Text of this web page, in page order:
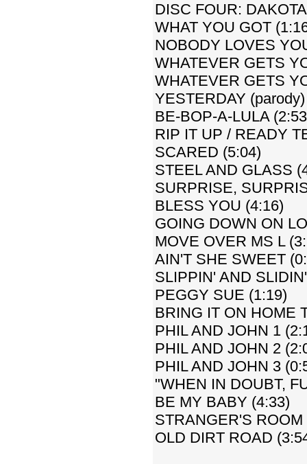
DISC FOUR: DAKOTA
WHAT YOU GOT
NOBODY LOVES
WHATEVER GETS
WHATEVER GETS
YESTERDAY
BE-BOP-A-LULA
RIP IT UP / READY
SCARED (5:04)
STEEL AND GLASS
SURPRISE,
BLESS YOU (4:16)
GOING DOWN ON
MOVE OVER MS L
AIN'T SHE SWEET
SLIPPIN' AND
PEGGY SUE (1:19)
BRING IT ON HOME
PHIL AND JOHN 1
PHIL AND JOHN 2
PHIL AND JOHN 3
"WHEN IN DOUBT,
BE MY BABY (4:33)
STRANGER'S ROOM
OLD DIRT ROAD